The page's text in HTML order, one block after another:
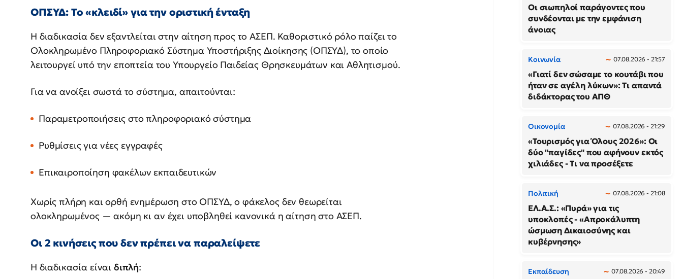
ΟΠΣΥΔ: Το «κλειδί» για την οριστική ένταξη
Η διαδικασία δεν εξαντλείται στην αίτηση προς το ΑΣΕΠ. Καθοριστικό ρόλο παίζει το
Ολοκληρωμένο Πληροφοριακό Σύστημα Υποστήριξης Διοίκησης (ΟΠΣΥΔ), το οποίο
λειτουργεί υπό την εποπτεία του Υπουργείο Παιδείας Θρησκευμάτων και Αθλητισμού.
Για να ανοίξει σωστά το σύστημα, απαιτούνται:
Παραμετροποιήσεις στο πληροφοριακό σύστημα
Ρυθμίσεις για νέες εγγραφές
Επικαιροποίηση φακέλων εκπαιδευτικών
Χωρίς πλήρη και ορθή ενημέρωση στο ΟΠΣΥΔ, ο φάκελος δεν θεωρείται
ολοκληρωμένος — ακόμη κι αν έχει υποβληθεί κανονικά η αίτηση στο ΑΣΕΠ.
Οι 2 κινήσεις που δεν πρέπει να παραλείψετε
Η διαδικασία είναι διπλή:
Οι σιωπηλοί παράγοντες που
συνδέονται με την εμφάνιση
άνοιας
Κοινωνία 07.08.2026 - 21:57
«Γιατί δεν σώσαμε το κουτάβι που
ήταν σε αγέλη λύκων»: Τι απαντά
διδάκτορας του ΑΠΘ
Οικονομία 07.08.2026 - 21:29
«Τουρισμός για Όλους 2026»: Οι
δύο "παγίδες" που αφήνουν εκτός
χιλιάδες - Τι να προσέξετε
Πολιτική 07.08.2026 - 21:08
ΕΛ.Α.Σ.: «Πυρά» για τις
υποκλοπές - «Απροκάλυπτη
ώσμωση Δικαιοσύνης και
κυβέρνησης»
Εκπαίδευση 07.08.2026 - 20:49